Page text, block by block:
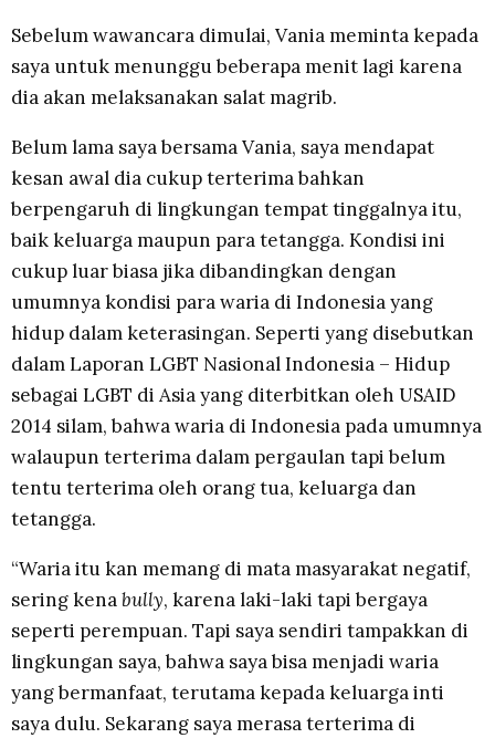
Sebelum wawancara dimulai, Vania meminta kepada
saya untuk menunggu beberapa menit lagi karena
dia akan melaksanakan salat magrib.
Belum lama saya bersama Vania, saya mendapat
kesan awal dia cukup terterima bahkan
berpengaruh di lingkungan tempat tinggalnya itu,
baik keluarga maupun para tetangga. Kondisi ini
cukup luar biasa jika dibandingkan dengan
umumnya kondisi para waria di Indonesia yang
hidup dalam keterasingan. Seperti yang disebutkan
dalam Laporan LGBT Nasional Indonesia – Hidup
sebagai LGBT di Asia yang diterbitkan oleh USAID
2014 silam, bahwa waria di Indonesia pada umumnya
walaupun terterima dalam pergaulan tapi belum
tentu terterima oleh orang tua, keluarga dan
tetangga.
“Waria itu kan memang di mata masyarakat negatif,
sering kenabully, karena laki-laki tapi bergaya
seperti perempuan. Tapi saya sendiri tampakkan di
lingkungan saya, bahwa saya bisa menjadi waria
yang bermanfaat, terutama kepada keluarga inti
saya dulu. Sekarang saya merasa terterima di